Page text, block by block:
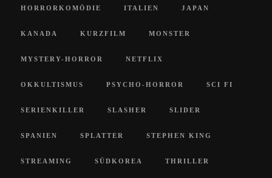
HORRORKOMÖDIE ITALIEN JAPAN
KANADA KURZFILM MONSTER
MYSTERY-HORROR NETFLIX
OKKULTISMUS PSYCHO-HORROR SCI FI
SERIENKILLER SLASHER SLIDER
SPANIEN SPLATTER STEPHEN KING
STREAMING SÜDKOREA THRILLER